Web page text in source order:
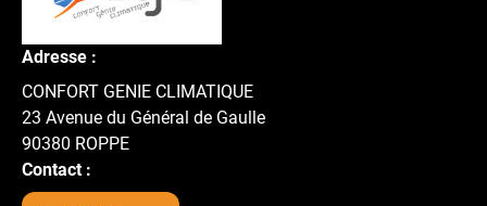
Adresse :
CONFORT GENIE CLIMATIQUE
23 Avenue du Général de Gaulle
90380 ROPPE
Contact :